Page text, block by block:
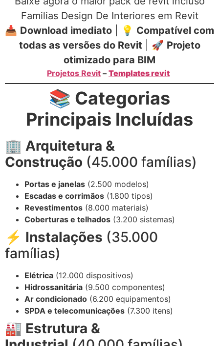
Familias Design De Interiores em Revit
📥 Download imediato | 💡 Compatível com
todas as versões do Revit | 🚀 Projeto
otimizado para BIM
Projetos Revit – Templates revit
📚 Categorias
Principais Incluídas
🏢 Arquitetura &
Construção (45.000 famílias)
Portas e janelas (2.500 modelos)
Escadas e corrimãos (1.800 tipos)
Revestimentos (8.000 materiais)
Coberturas e telhados (3.200 sistemas)
⚡ Instalações (35.000
famílias)
Elétrica (12.000 dispositivos)
Hidrossanitária (9.500 componentes)
Ar condicionado (6.200 equipamentos)
SPDA e telecomunicações (7.300 itens)
🏭 Estrutura &